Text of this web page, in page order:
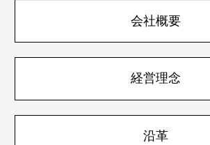
会社概要
経営理念
沿革